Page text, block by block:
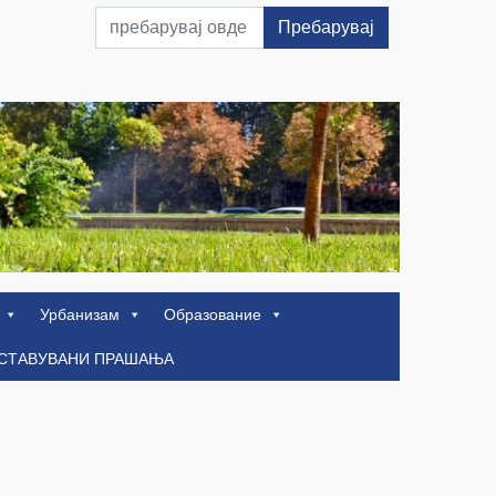
Пребарувај
Урбанизам
Образование
ПРАШАЊА